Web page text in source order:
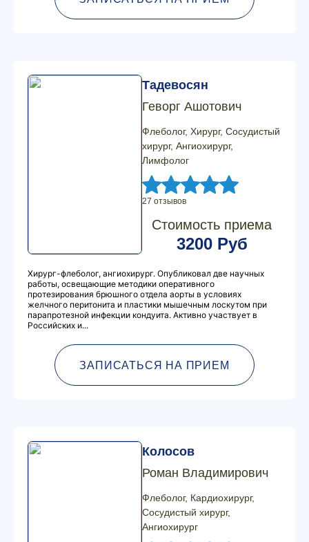
Тадевосян
Геворг Ашотович
Флеболог, Хирург, Сосудистый
хирург, Ангиохирург,
Лимфолог
27 отзывов
Стоимость приема
3200 Руб
Хирург-флеболог, ангиохирург. Опубликовал две научных
работы, освещающие методики оперативного
протезирования брюшного отдела аорты в условиях
желчного перитонита и пластики мышечным лоскутом при
парапротезной инфекции кондуита. Активно участвует в
Российских и...
ЗАПИСАТЬСЯ НА ПРИЕМ
Колосов
Роман Владимирович
Флеболог, Кардиохирург,
Сосудистый хирург,
Ангиохирург